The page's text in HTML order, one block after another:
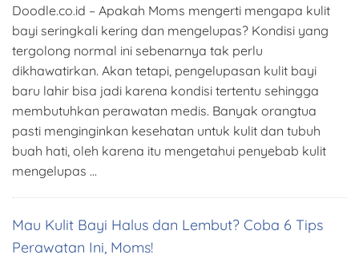
Doodle.co.id – Apakah Moms mengerti mengapa kulit
bayi seringkali kering dan mengelupas? Kondisi yang
tergolong normal ini sebenarnya tak perlu
dikhawatirkan. Akan tetapi, pengelupasan kulit bayi
baru lahir bisa jadi karena kondisi tertentu sehingga
membutuhkan perawatan medis. Banyak orangtua
pasti menginginkan kesehatan untuk kulit dan tubuh
buah hati, oleh karena itu mengetahui penyebab kulit
mengelupas …
Mau Kulit Bayi Halus dan Lembut? Coba 6 Tips
Perawatan Ini, Moms!